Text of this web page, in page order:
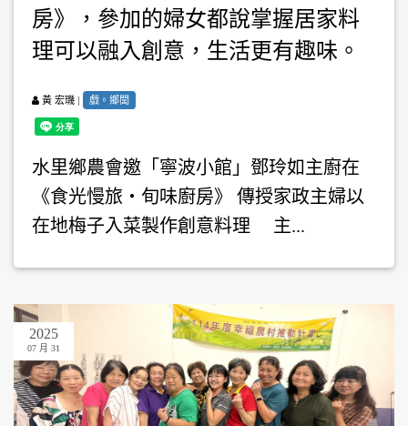
房》，參加的婦女都說掌握居家料
理可以融入創意，生活更有趣味。
黃 宏璣 | 戲。鄉閭
水里鄉農會邀「寧波小館」鄧玲如主廚在
《食光慢旅・旬味廚房》 傳授家政主婦以
在地梅子入菜製作創意料理 主...
2025
07 月 31